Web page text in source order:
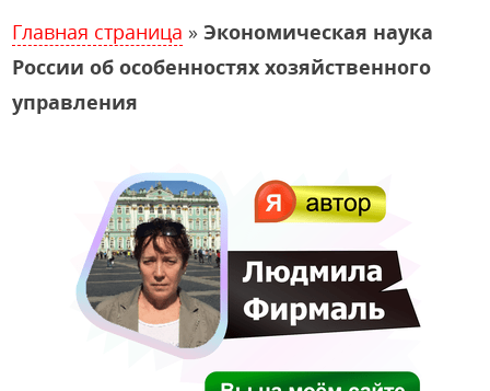
Главная страница »Экономическая наука
России об особенностях хозяйственного
управления